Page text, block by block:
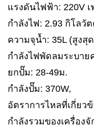
แรงดันไฟฟ้า: 220V เ
กำลังไฟ: 2.93 กิโลวั
ความจุน้ำ: 35L (สูงสุ
กำลังไฟพัดลมระบาย
ยกปั๊ม: 28-49ม.
กำลังปั๊ม: 370W,
อัตราการไหลที่เกี่ยว
กำลังรวมของเครื่องจั